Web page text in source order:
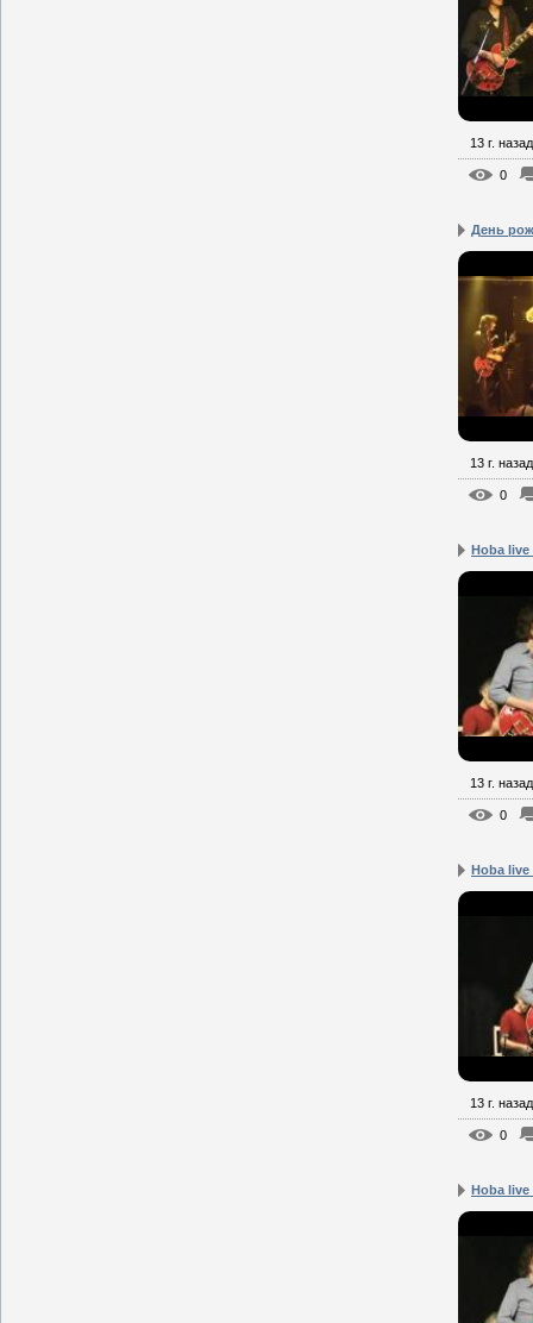
13 г. назад
0
День
13 г. назад
0
Hoba live
13 г. назад
0
Hoba
13 г. назад
0
Hoba live